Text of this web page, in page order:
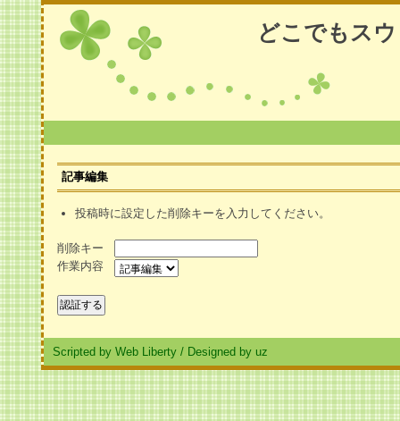
どこでもス
記事編集
投稿時に設定した削除キーを入力してください。
削除キー
作業内容
Scripted by Web Liberty / Designed by uz